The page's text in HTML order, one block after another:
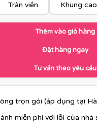
Tràn viền Khung
Thêm vào giỏ hàng
Đặt hàng ngay
Tư vấn theo yêu cầu
trọn gói (áp dụng tại
miễn phí với lỗi của nhà